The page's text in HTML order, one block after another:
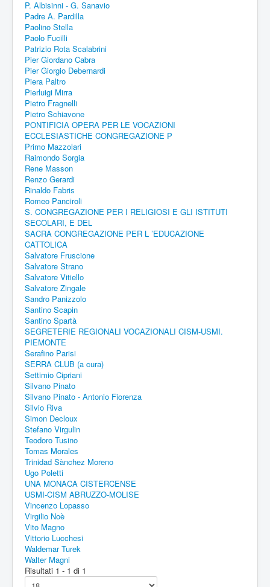
P. Albisinni - G. Sanavio
Padre A. Pardilla
Paolino Stella
Paolo Fucilli
Patrizio Rota Scalabrini
Pier Giordano Cabra
Pier Giorgio Debernardi
Piera Paltro
Pierluigi Mirra
Pietro Fragnelli
Pietro Schiavone
PONTIFICIA OPERA PER LE VOCAZIONI
ECCLESIASTICHE CONGREGAZIONE P
Primo Mazzolari
Raimondo Sorgia
Rene Masson
Renzo Gerardi
Rinaldo Fabris
Romeo Panciroli
S. CONGREGAZIONE PER I RELIGIOSI E GLI ISTITUTI
SECOLARI, E DEL
SACRA CONGREGAZIONE PER L ’EDUCAZIONE
CATTOLICA
Salvatore Fruscione
Salvatore Strano
Salvatore Vitiello
Salvatore Zingale
Sandro Panizzolo
Santino Scapin
Santino Spartà
SEGRETERIE REGIONALI VOCAZIONALI CISM-USMI.
PIEMONTE
Serafino Parisi
SERRA CLUB (a cura)
Settimio Cipriani
Silvano Pinato
Silvano Pinato - Antonio Fiorenza
Silvio Riva
Simon Decloux
Stefano Virgulin
Teodoro Tusino
Tomas Morales
Trinidad Sànchez Moreno
Ugo Poletti
UNA MONACA CISTERCENSE
USMI-CISM ABRUZZO-MOLISE
Vincenzo Lopasso
Virgilio Noè
Vito Magno
Vittorio Lucchesi
Waldemar Turek
Walter Magni
Risultati 1 - 1 di 1